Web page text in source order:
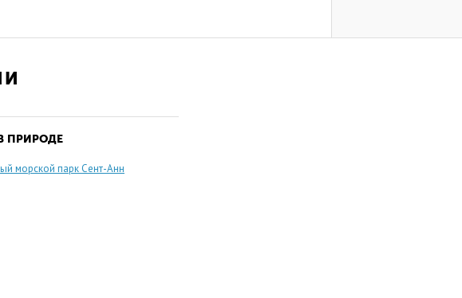
миллиона туристов в год в здешние края – это
но расположены они в основном с
километра. Пляж представляет собой
и кустарниками. Здесь
отелей. На пляже мелкий песок и пологий
надо помнить о приливах и отливах. Туристам
виндсерфингом, дайвингом, водными
спорта.
ПРИРОДЕ
морской парк Сент-Анн